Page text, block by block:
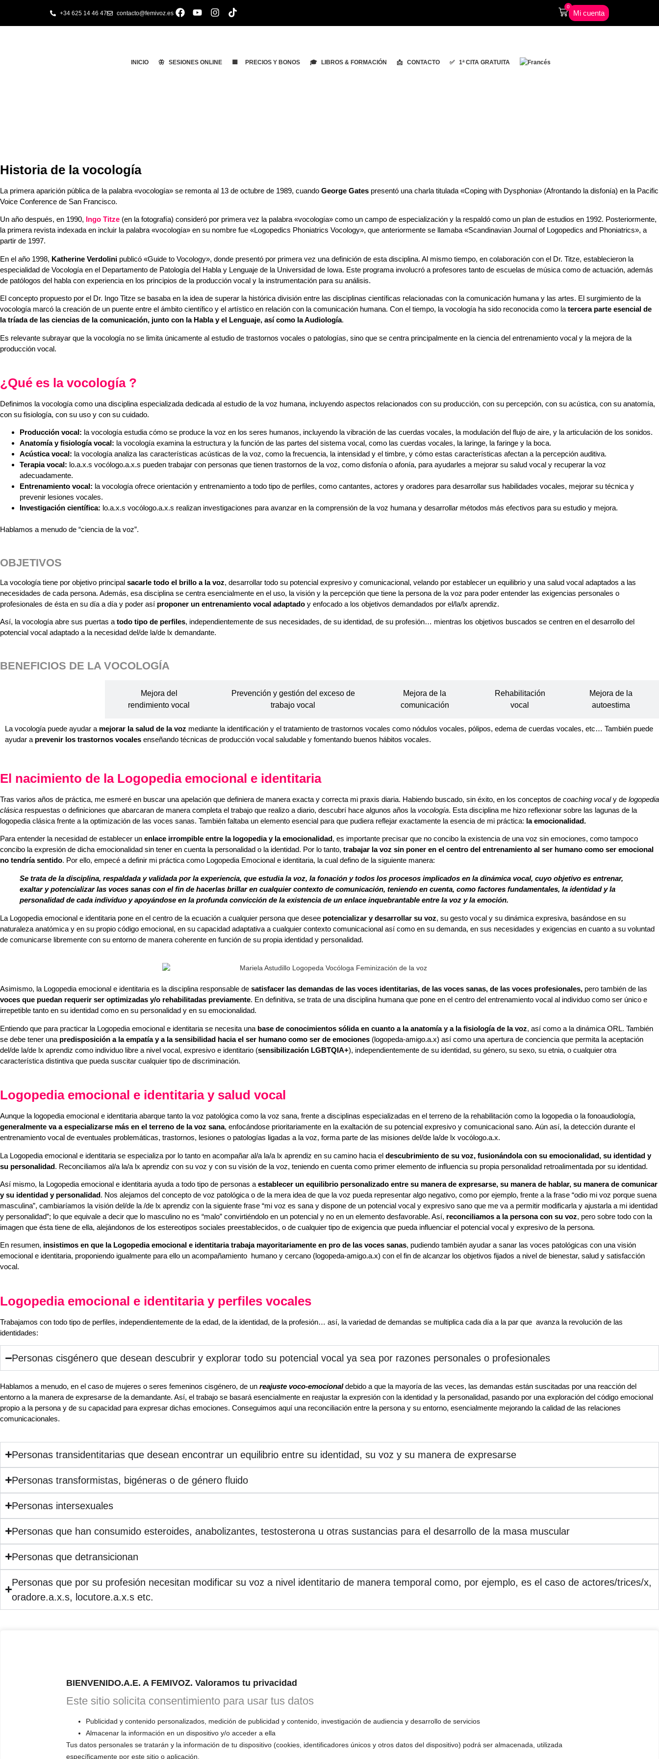
BIENVENIDO.A.E. A FEMIVOZ. Valoramos tu privacidad
Este sitio solicita consentimiento para usar tus datos
Publicidad y contenido personalizados, medición de publicidad y contenido, investigación de audiencia y desarrollo de servicios
Almacenar la información en un dispositivo y/o acceder a ella
Tus datos personales se tratarán y la información de tu dispositivo (cookies, identificadores únicos y otros datos del dispositivo) podrá ser almacenada, utilizada
específicamente por este sitio o aplicación.
+34 625 14 46 47 contacto@femivoz.es
0
Mi cuenta
INICIO 🦋 SESIONES ONLINE 🟨 PRECIOS Y BONOS 🎓 LIBROS & FORMACIÓN 📩 CONTACTO ✅ 1ª CITA GRATUITA
Historia de la vocología
La primera aparición pública de la palabra «vocología» se remonta al 13 de octubre de 1989, cuando George Gates presentó una charla titulada «Coping with Dysphonia» (Afrontando la disfonía) en la Pacific
Voice Conference de San Francisco.
Un año después, en 1990, Ingo Titze (en la fotografía) consideró por primera vez la palabra «vocología» como un campo de especialización y la respaldó como un plan de estudios en 1992. Posteriormente,
la primera revista indexada en incluir la palabra «vocología» en su nombre fue «Logopedics Phoniatrics Vocology», que anteriormente se llamaba «Scandinavian Journal of Logopedics and Phoniatrics», a
partir de 1997.
En el año 1998, Katherine Verdolini publicó «Guide to Vocology», donde presentó por primera vez una definición de esta disciplina. Al mismo tiempo, en colaboración con el Dr. Titze, establecieron la
especialidad de Vocología en el Departamento de Patología del Habla y Lenguaje de la Universidad de Iowa. Este programa involucró a profesores tanto de escuelas de música como de actuación, además
de patólogos del habla con experiencia en los principios de la producción vocal y la instrumentación para su análisis.
El concepto propuesto por el Dr. Ingo Titze se basaba en la idea de superar la histórica división entre las disciplinas científicas relacionadas con la comunicación humana y las artes. El surgimiento de la
vocología marcó la creación de un puente entre el ámbito científico y el artístico en relación con la comunicación humana. Con el tiempo, la vocología ha sido reconocida como la tercera parte esencial de
la tríada de las ciencias de la comunicación, junto con la Habla y el Lenguaje, así como la Audiología.
Es relevante subrayar que la vocología no se limita únicamente al estudio de trastornos vocales o patologías, sino que se centra principalmente en la ciencia del entrenamiento vocal y la mejora de la
producción vocal.
¿Qué es la vocología ?
Definimos la vocología como una disciplina especializada dedicada al estudio de la voz humana, incluyendo aspectos relacionados con su producción, con su percepción, con su acústica, con su anatomía,
con su fisiología, con su uso y con su cuidado.
Producción vocal: la vocología estudia cómo se produce la voz en los seres humanos, incluyendo la vibración de las cuerdas vocales, la modulación del flujo de aire, y la articulación de los sonidos.
Anatomía y fisiología vocal: la vocología examina la estructura y la función de las partes del sistema vocal, como las cuerdas vocales, la laringe, la faringe y la boca.
Acústica vocal: la vocología analiza las características acústicas de la voz, como la frecuencia, la intensidad y el timbre, y cómo estas características afectan a la percepción auditiva.
Terapia vocal: lo.a.x.s vocólogo.a.x.s pueden trabajar con personas que tienen trastornos de la voz, como disfonía o afonía, para ayudarles a mejorar su salud vocal y recuperar la voz
adecuadamente.
Entrenamiento vocal: la vocología ofrece orientación y entrenamiento a todo tipo de perfiles, como cantantes, actores y oradores para desarrollar sus habilidades vocales, mejorar su técnica y
prevenir lesiones vocales.
Investigación científica: lo.a.x.s vocólogo.a.x.s realizan investigaciones para avanzar en la comprensión de la voz humana y desarrollar métodos más efectivos para su estudio y mejora.
Hablamos a menudo de “ciencia de la voz”.
OBJETIVOS
La vocología tiene por objetivo principal sacarle todo el brillo a la voz, desarrollar todo su potencial expresivo y comunicacional, velando por establecer un equilibrio y una salud vocal adaptados a las
necesidades de cada persona. Además, esa disciplina se centra esencialmente en el uso, la visión y la percepción que tiene la persona de la voz para poder entender las exigencias personales o
profesionales de ésta en su día a día y poder así proponer un entrenamiento vocal adaptado y enfocado a los objetivos demandados por el/la/lx aprendiz.
Así, la vocología abre sus puertas a todo tipo de perfiles, independientemente de sus necesidades, de su identidad, de su profesión… mientras los objetivos buscados se centren en el desarrollo del
potencial vocal adaptado a la necesidad del/de la/de lx demandante.
BENEFICIOS DE LA VOCOLOGÍA
Mejora del
rendimiento vocal
Prevención y gestión del exceso de
trabajo vocal
Mejora de la
comunicación
Rehabilitación
vocal
Mejora de la
autoestima
La vocología puede ayudar a mejorar la salud de la voz mediante la identificación y el tratamiento de trastornos vocales como nódulos vocales, pólipos, edema de cuerdas vocales, etc… También puede
ayudar a prevenir los trastornos vocales enseñando técnicas de producción vocal saludable y fomentando buenos hábitos vocales.
El nacimiento de la Logopedia emocional e identitaria
Tras varios años de práctica, me esmeré en buscar una apelación que definiera de manera exacta y correcta mi praxis diaria. Habiendo buscado, sin éxito, en los conceptos de coaching vocaly de logopedia
clásica respuestas o definiciones que abarcaran de manera completa el trabajo que realizo a diario, descubrí hace algunos años la vocología. Esta disciplina me hizo reflexionar sobre las lagunas de la
logopedia clásica frente a la optimización de las voces sanas. También faltaba un elemento esencial para que pudiera reflejar exactamente la esencia de mi práctica: la emocionalidad.
Para entender la necesidad de establecer un enlace irrompible entre la logopedia y la emocionalidad, es importante precisar que no concibo la existencia de una voz sin emociones, como tampoco
concibo la expresión de dicha emocionalidad sin tener en cuenta la personalidad o la identidad. Por lo tanto, trabajar la voz sin poner en el centro del entrenamiento al ser humano como ser emocional
no tendría sentido. Por ello, empecé a definir mi práctica como Logopedia Emocional e identitaria, la cual defino de la siguiente manera:
Se trata de la disciplina, respaldada y validada por la experiencia, que estudia la voz, la fonación y todos los procesos implicados en la dinámica vocal, cuyo objetivo es entrenar,
exaltar y potencializar las voces sanas con el fin de hacerlas brillar en cualquier contexto de comunicación, teniendo en cuenta, como factores fundamentales, la identidad y la
personalidad de cada individuo y apoyándose en la profunda convicción de la existencia de un enlace inquebrantable entre la voz y la emoción.
La Logopedia emocional e identitaria pone en el centro de la ecuación a cualquier persona que desee potencializar y desarrollar su voz, su gesto vocal y su dinámica expresiva, basándose en su
naturaleza anatómica y en su propio código emocional, en su capacidad adaptativa a cualquier contexto comunicacional así como en su demanda, en sus necesidades y exigencias en cuanto a su voluntad
de comunicarse libremente con su entorno de manera coherente en función de su propia identidad y personalidad.
Asimismo, la Logopedia emocional e identitaria es la disciplina responsable de satisfacer las demandas de las voces identitarias, de las voces sanas, de las voces profesionales, pero también de las
voces que puedan requerir ser optimizadas y/o rehabilitadas previamente. En definitiva, se trata de una disciplina humana que pone en el centro del entrenamiento vocal al individuo como ser único e
irrepetible tanto en su identidad como en su personalidad y en su emocionalidad.
Entiendo que para practicar la Logopedia emocional e identitaria se necesita una base de conocimientos sólida en cuanto a la anatomía y a la fisiología de la voz, así como a la dinámica ORL. También
se debe tener una predisposición a la empatía y a la sensibilidad hacia el ser humano como ser de emociones (logopeda-amigo.a.x) así como una apertura de conciencia que permita la aceptación
del/de la/de lx aprendiz como individuo libre a nivel vocal, expresivo e identitario (sensibilización LGBTQIA+), independientemente de su identidad, su género, su sexo, su etnia, o cualquier otra
característica distintiva que pueda suscitar cualquier tipo de discriminación.
Logopedia emocional e identitaria y salud vocal
Aunque la logopedia emocional e identitaria abarque tanto la voz patológica como la voz sana, frente a disciplinas especializadas en el terreno de la rehabilitación como la logopedia o la fonoaudiología,
generalmente va a especializarse más en el terreno de la voz sana, enfocándose prioritariamente en la exaltación de su potencial expresivo y comunicacional sano. Aún así, la detección durante el
entrenamiento vocal de eventuales problemáticas, trastornos, lesiones o patologías ligadas a la voz, forma parte de las misiones del/de la/de lx vocólogo.a.x.
La Logopedia emocional e identitaria se especializa por lo tanto en acompañar al/a la/a lx aprendiz en su camino hacia el descubrimiento de su voz, fusionándola con su emocionalidad, su identidad y
su personalidad. Reconciliamos al/a la/a lx aprendiz con su voz y con su visión de la voz, teniendo en cuenta como primer elemento de influencia su propia personalidad retroalimentada por su identidad.
Así mismo, la Logopedia emocional e identitaria ayuda a todo tipo de personas a establecer un equilibrio personalizado entre su manera de expresarse, su manera de hablar, su manera de comunicar
y su identidad y personalidad. Nos alejamos del concepto de voz patológica o de la mera idea de que la voz pueda representar algo negativo, como por ejemplo, frente a la frase “odio mi voz porque suena
masculina”, cambiaríamos la visión del/de la /de lx aprendiz con la siguiente frase “mi voz es sana y dispone de un potencial vocal y expresivo sano que me va a permitir modificarla y ajustarla a mi identidad
y personalidad”; lo que equivale a decir que lo masculino no es “malo” convirtiéndolo en un potencial y no en un elemento desfavorable. Así, reconciliamos a la persona con su voz, pero sobre todo con la
imagen que ésta tiene de ella, alejándonos de los estereotipos sociales preestablecidos, o de cualquier tipo de exigencia que pueda influenciar el potencial vocal y expresivo de la persona.
En resumen, insistimos en que la Logopedia emocional e identitaria trabaja mayoritariamente en pro de las voces sanas, pudiendo también ayudar a sanar las voces patológicas con una visión
emocional e identitaria, proponiendo igualmente para ello un acompañamiento humano y cercano (logopeda-amigo.a.x) con el fin de alcanzar los objetivos fijados a nivel de bienestar, salud y satisfacción
vocal.
Logopedia emocional e identitaria y perfiles vocales
Trabajamos con todo tipo de perfiles, independientemente de la edad, de la identidad, de la profesión… así, la variedad de demandas se multiplica cada día a la par que avanza la revolución de las
identidades:
Personas cisgénero que desean descubrir y explorar todo su potencial vocal ya sea por razones personales o profesionales
Hablamos a menudo, en el caso de mujeres o seres femeninos cisgénero, de un reajuste voco-emocionaldebido a que la mayoría de las veces, las demandas están suscitadas por una reacción del
entorno a la manera de expresarse de la demandante. Así, el trabajo se basará esencialmente en reajustar la expresión con la identidad y la personalidad, pasando por una exploración del código emocional
propio a la persona y de su capacidad para expresar dichas emociones. Conseguimos aquí una reconciliación entre la persona y su entorno, esencialmente mejorando la calidad de las relaciones
comunicacionales.
Personas transidentitarias que desean encontrar un equilibrio entre su identidad, su voz y su manera de expresarse
Personas transformistas, bigéneras o de género fluido
Personas intersexuales
Personas que han consumido esteroides, anabolizantes, testosterona u otras sustancias para el desarrollo de la masa muscular
Personas que detransicionan
Personas que por su profesión necesitan modificar su voz a nivel identitario de manera temporal como, por ejemplo, es el caso de actores/trices/x,
oradore.a.x.s, locutore.a.x.s etc.
mocional e identitaria) lo que buscamos es exaltar el potencial vocal, expresivo, identitario y comunicacional sano, de manera personalizada, teniendo en cuenta la personalidad del/de la/de
lx aprendiz retroalimentaba por su identidad. Lo que equivale a decir que podemos perfectamente desarrollar una
/de lx aprendiz sin que por ello debamos achacarle un adjetivo femenino o masculino. Existe un potencial vocal, expresivo e identitario fuera de la binariedad de género, y es justamente este potencial que
vamos a cultivar, para que el/la/lx aprendiz pueda expresar de manera totalmente única su identidad y su personalidad provenientes de su condición de ser único e irrepetible.